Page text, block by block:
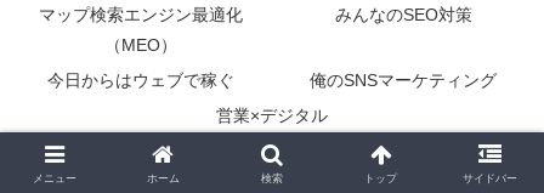
マップ検索エンジン最適化
（MEO）
みんなのSEO対策
今日からはウェブで稼ぐ
俺のSNSマーケティング
営業×デジタル
© 2023 トリカルのウェブ集客マニュアル.
メニュー ホーム 検索 トップ サイドバー